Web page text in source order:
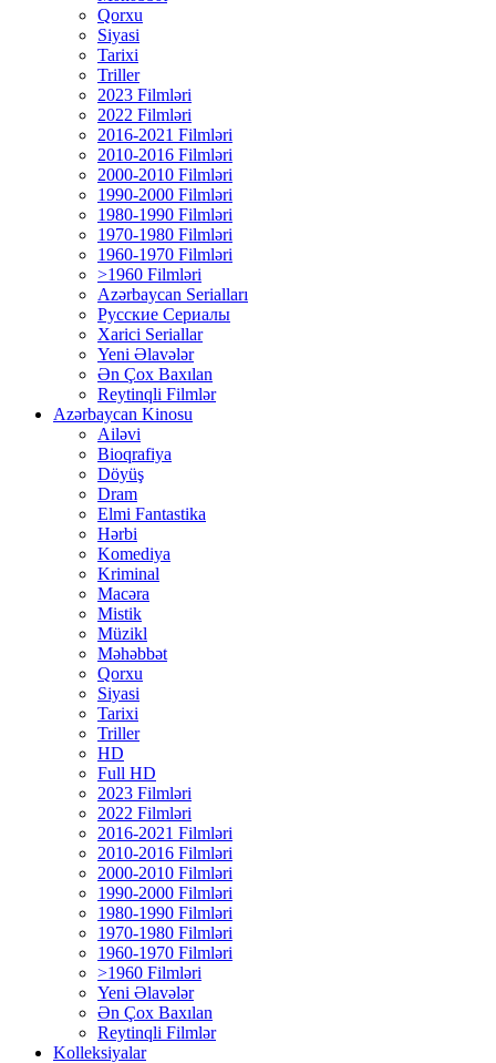
Qorxu
Siyasi
Tarixi
Triller
2023 Filmləri
2022 Filmləri
2016-2021 Filmləri
2010-2016 Filmləri
2000-2010 Filmləri
1990-2000 Filmləri
1980-1990 Filmləri
1970-1980 Filmləri
1960-1970 Filmləri
>1960 Filmləri
Azərbaycan Serialları
Русские Сериалы
Xarici Seriallar
Yeni Əlavələr
Ən Çox Baxılan
Reytinqli Filmlər
Azərbaycan Kinosu
Ailəvi
Bioqrafiya
Döyüş
Dram
Elmi Fantastika
Hərbi
Komediya
Kriminal
Macəra
Mistik
Müzikl
Məhəbbət
Qorxu
Siyasi
Tarixi
Triller
HD
Full HD
2023 Filmləri
2022 Filmləri
2016-2021 Filmləri
2010-2016 Filmləri
2000-2010 Filmləri
1990-2000 Filmləri
1980-1990 Filmləri
1970-1980 Filmləri
1960-1970 Filmləri
>1960 Filmləri
Yeni Əlavələr
Ən Çox Baxılan
Reytinqli Filmlər
Kolleksiyalar